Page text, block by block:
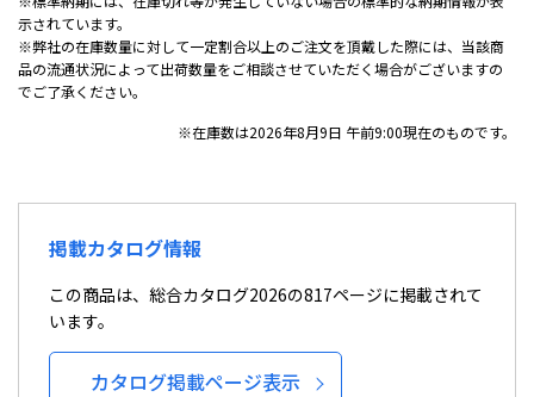
示されています。
※弊社の在庫数量に対して一定割合以上のご注文を頂戴した際には、当該商
品の流通状況によって出荷数量をご相談させていただく場合がございますの
でご了承ください。
※在庫数は2026年8月9日 午前9:00現在のものです。
掲載カタログ情報
この商品は、総合カタログ2026の817ページに掲載されて
います。
カタログ掲載ページ表示